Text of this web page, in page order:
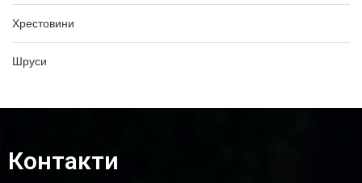
Хрестовини
Шруси
Контакти